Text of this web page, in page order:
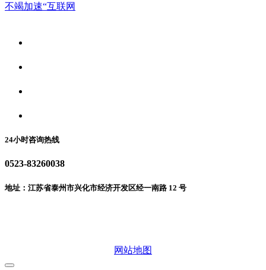
不竭加速“互联网
24小时咨询热线
0523-83260038
地址：江苏省泰州市兴化市经济开发区经一南路 12 号
网站地图